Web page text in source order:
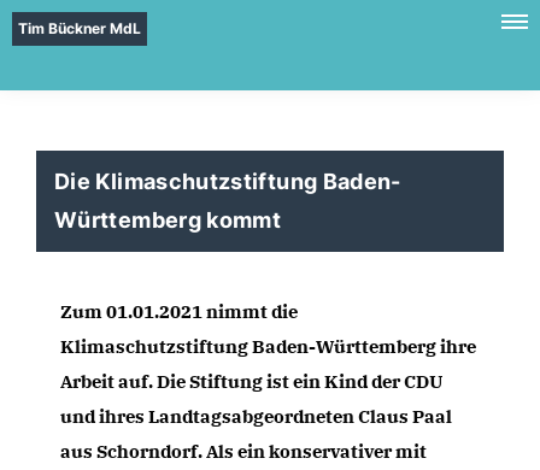
Tim Bückner MdL
Die Klimaschutzstiftung Baden-
Württemberg kommt
Zum 01.01.2021 nimmt die
Klimaschutzstiftung Baden-Württemberg ihre
Arbeit auf. Die Stiftung ist ein Kind der CDU
und ihres Landtagsabgeordneten Claus Paal
aus Schorndorf. Als ein konservativer mit